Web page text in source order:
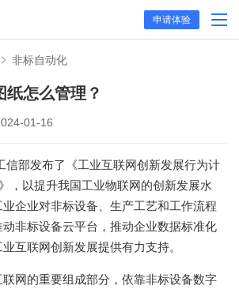
申请体验
非标自动化
纸怎么管理？
01-16
信部发布了《工业互联网创新发展行为计
，以提升我国工业物联网的创新发展水
企业对非标设备、生产工艺和工作流程
非标设备云平台，推动企业数据标准化
互联网创新发展提供有力支持。
网的重要组成部分，依靠非标设备数字